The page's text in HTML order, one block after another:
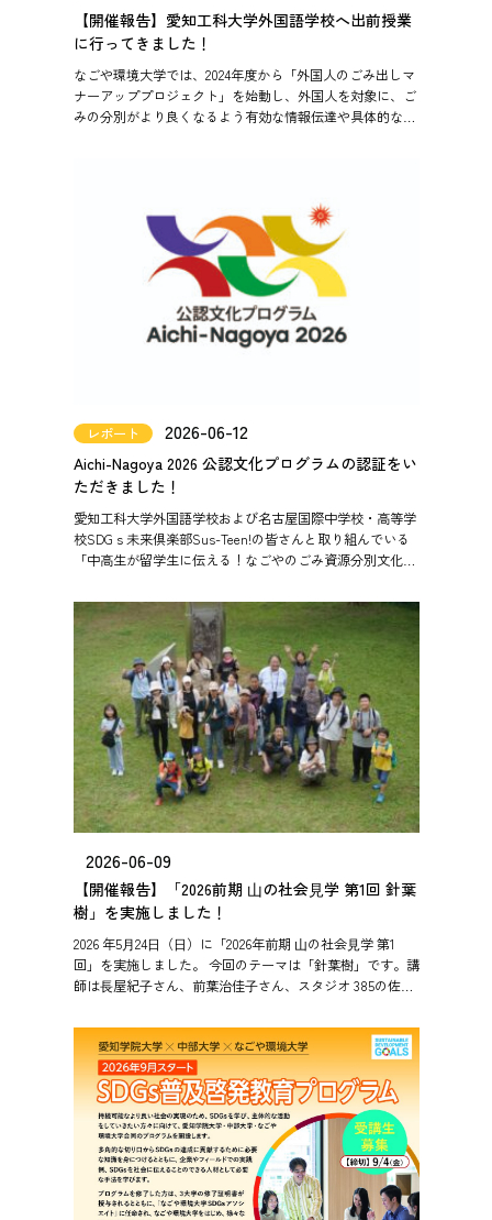
【開催報告】愛知工科大学外国語学校へ出前授業
に行ってきました！
なごや環境大学では、2024年度から「外国人のごみ出しマ
ナーアッププロジェクト」を始動し、外国人を対象に、ご
みの分別がより良くなるよう有効な情報伝達や具体的な分
レポート 2026-06-12
Aichi-Nagoya 2026 公認文化プログラムの認証をい
ただきました！
愛知工科大学外国語学校および名古屋国際中学校・高等学
校SDGｓ未来倶楽部Sus-Teen!の皆さんと取り組んでいる
「中高生が留学生に伝える！なごやのごみ資源分別文化・
2026-06-09
【開催報告】「2026前期 ⼭の社会⾒学 第1回 針葉
樹」を実施しました！
2026 年5⽉24⽇（⽇）に「2026年前期 ⼭の社会⾒学 第1
回」を実施しました。 今回のテーマは「針葉樹」です。講
師は⻑屋紀⼦さん、前葉治佳⼦さん、スタジオ 385の佐藤